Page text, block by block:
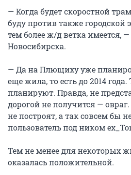
— Когда будет скоростной
буду против также городской
тем более ж/д ветка имеется,
Новосибирска.
— Да на Плющиху уже
еще жила, то есть до 2014 года.
планируют. Правда, не
дорогой не получится —
не построят, а так совсем бы
пользователь под ником
Тем не менее для некоторых
оказалась положительной.